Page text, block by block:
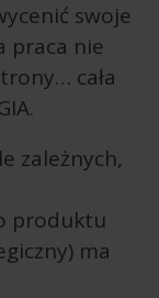
swoje
praca nie
cała
zależnych,
produktu
ma